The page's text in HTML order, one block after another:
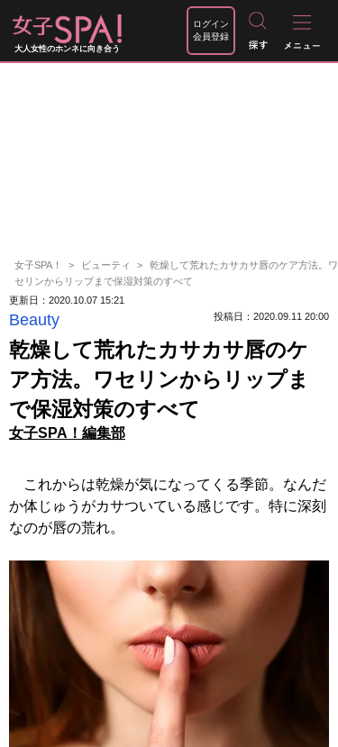
大人女性のホンネに向き合う
ログイン
会員登録
女子SPA！ ビューティ
乾燥して荒れたカサカサ唇のケア方法。ワ
セリンからリップまで保湿対策のすべて
更新日：2020.10.07 15:21
Beauty 投稿日：2020.09.11 20:00
乾燥して荒れたカサカサ唇のケ
ア方法。ワセリンからリップま
で保湿対策のすべて
女子SPA！編集部
これからは乾燥が気になってくる季節。なんだ
か体じゅうがカサついている感じです。特に深刻
なのが唇の荒れ。